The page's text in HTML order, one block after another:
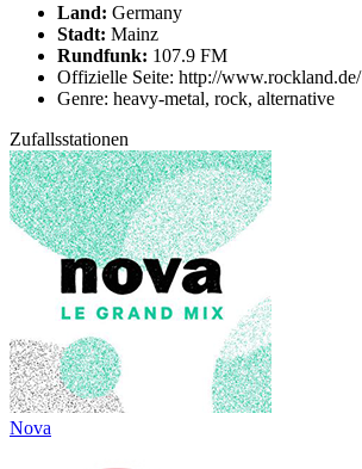
Land: Germany
Stadt: Mainz
Rundfunk: 107.9 FM
Offizielle Seite: http://www.rockland.de/
Genre: heavy-metal, rock, alternative
Zufallsstationen
Nova